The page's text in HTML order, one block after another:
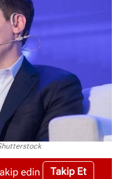
edin Takip Et